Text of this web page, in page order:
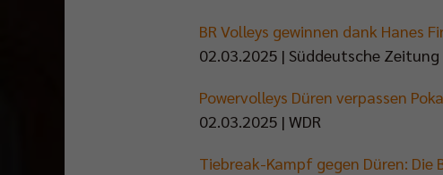
BR Volleys gewinnen dank Hanes
02.03.2025 | Süddeutsche Zeitung
Powervolleys Düren verpassen
02.03.2025 | WDR
Tiebreak-Kampf gegen Düren: Die